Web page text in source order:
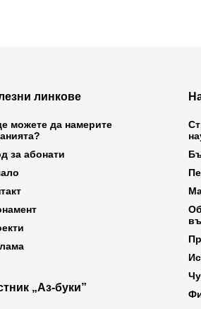
линкове
можете да намерите
за абонати
„Аз-буки”